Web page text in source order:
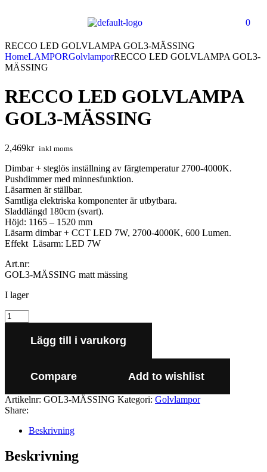
0
RECCO LED GOLVLAMPA GOL3-MÄSSING
HomeLAMPORGolvlamporRECCO LED GOLVLAMPA GOL3-
MÄSSING
RECCO LED GOLVLAMPA
GOL3-MÄSSING
2,469kr inkl moms
Dimbar + steglös inställning av färgtemperatur 2700-4000K.
Pushdimmer med minnesfunktion.
Läsarmen är ställbar.
Samtliga elektriska komponenter är utbytbara.
Sladdlängd 180cm (svart).
Höjd: 1165 – 1520 mm
Läsarm dimbar + CCT LED 7W, 2700-4000K, 600 Lumen.
Effekt Läsarm: LED 7W
Art.nr:
GOL3-MÄSSING matt mässing
I lager
Lägg till i varukorg
Compare Add to wishlist
Artikelnr: GOL3-MÄSSING Kategori: Golvlampor
Share:
Beskrivning
Beskrivning